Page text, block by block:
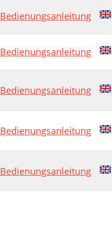
Bedienungsanleitung
Bedienungsanleitung
Bedienungsanleitung
Bedienungsanleitung
Bedienungsanleitung